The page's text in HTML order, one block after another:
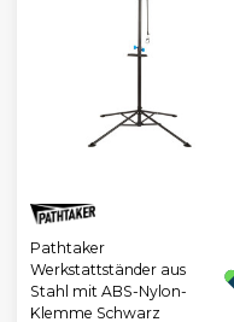
Pathtaker
Werkstattständer aus
Stahl mit ABS-Nylon-
Klemme Schwarz